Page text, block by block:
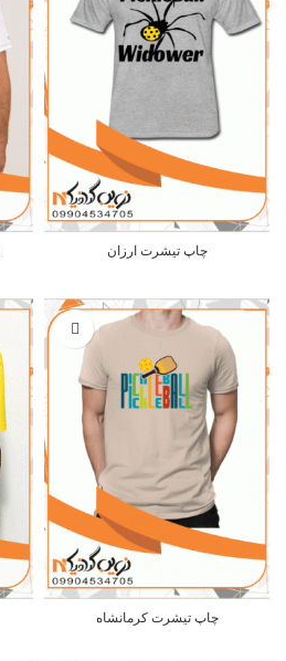
چاپ تیشرت ارزان
چاپ تیشرت کرمانشاه